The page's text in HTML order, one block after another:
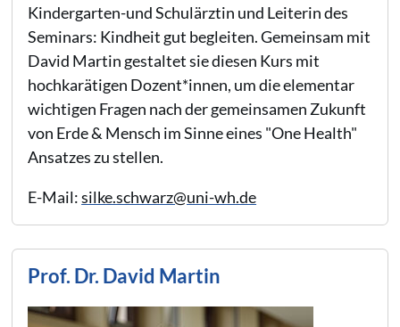
Kindergarten-und Schulärztin und Leiterin des
Seminars: Kindheit gut begleiten. Gemeinsam mit
David Martin gestaltet sie diesen Kurs mit
hochkarätigen Dozent*innen, um die elementar
wichtigen Fragen nach der gemeinsamen Zukunft
von Erde & Mensch im Sinne eines "One Health"
Ansatzes zu stellen.
E-Mail:silke.schwarz@uni-wh.de
Prof. Dr. David Martin